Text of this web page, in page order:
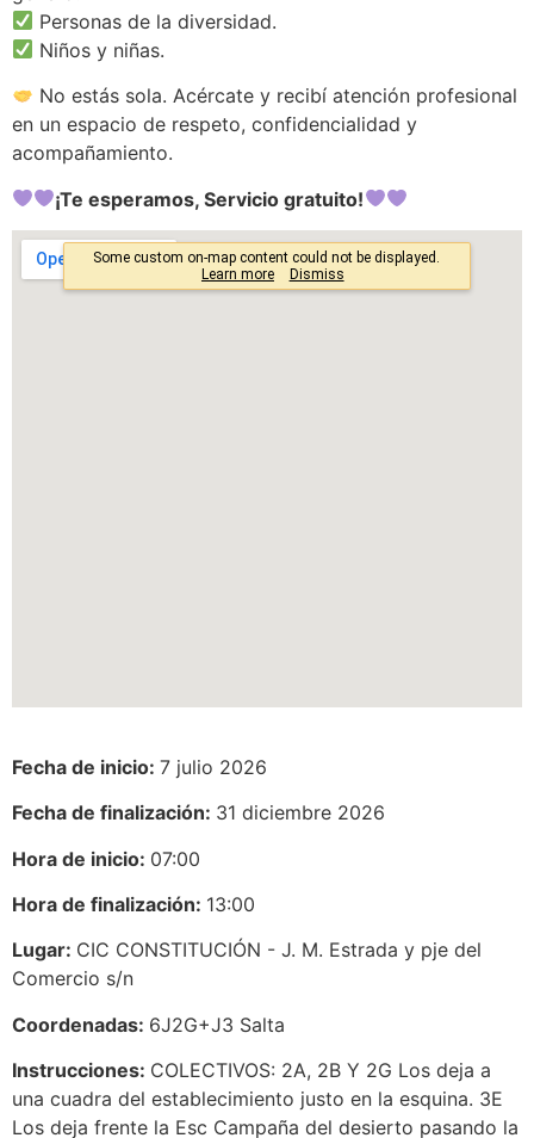
Personas de la diversidad.
Niños y niñas.
No estás sola. Acércate y recibí atención profesional
en un espacio de respeto, confidencialidad y
acompañamiento.
¡Te esperamos, Servicio gratuito!
Fecha de inicio: 7 julio 2026
Fecha de finalización: 31 diciembre 2026
Hora de inicio: 07:00
Hora de finalización: 13:00
Lugar: CIC CONSTITUCIÓN - J. M. Estrada y pje del
Comercio s/n
Coordenadas: 6J2G+J3 Salta
Instrucciones: COLECTIVOS: 2A, 2B Y 2G Los deja a
una cuadra del establecimiento justo en la esquina. 3E
Los deja frente la Esc Campaña del desierto pasando la